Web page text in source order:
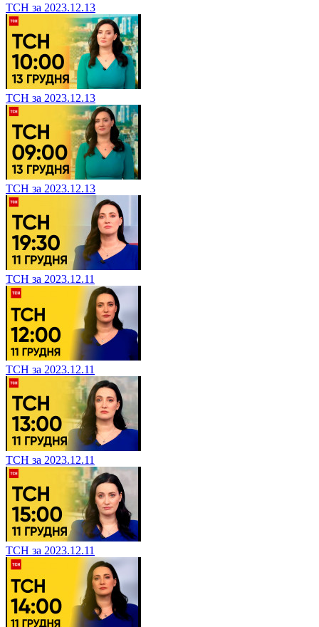
ТСН за 2023.12.13
ТСН за 2023.12.13
ТСН за 2023.12.13
ТСН за 2023.12.11
ТСН за 2023.12.11
ТСН за 2023.12.11
ТСН за 2023.12.11